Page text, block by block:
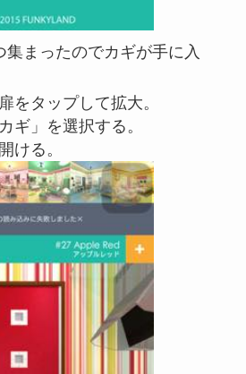
集まったのでカギが手に入
をタップして拡大。
ギ」を選択する。
ける。